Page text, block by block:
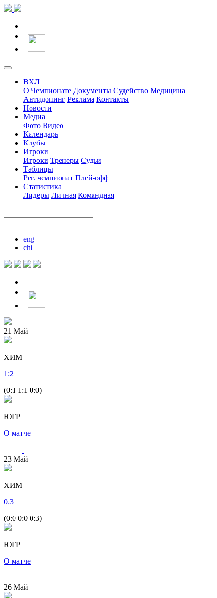
ВХЛ
О Чемпионате Документы Судейство Медицина
Антидопинг Реклама Контакты
Новости
Медиа
Фото Видео
Календарь
Клубы
Игроки
Игроки Тренеры Судьи
Таблицы
Рег. чемпионат Плей-офф
Статистика
Лидеры Личная Командная
eng
chi
21 Май
ХИМ
1 :2
(0:1 1:1 0:0)
ЮГР
О матче
23 Май
ХИМ
0:3
(0:0 0:0 0:3)
ЮГР
О матче
26 Май